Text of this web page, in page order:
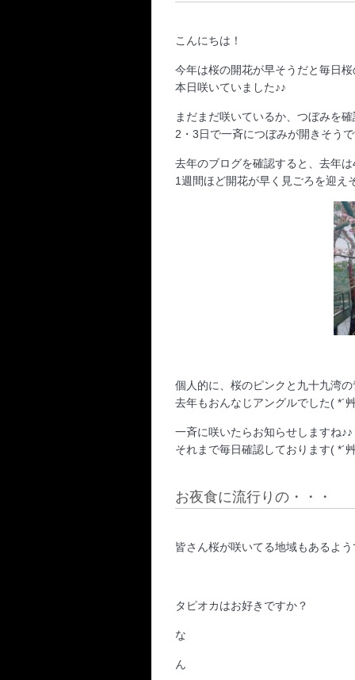
こんにちは！
今年は桜の開花が早そうだと毎日
本日咲いていました♪♪
まだまだ咲いているか、つぼみを
2・3日で一斉につぼみが開きそう
去年のブログを確認すると、去年
1週間ほど開花が早く見ごろを迎え
個人的に、桜のピンクと九十九湾
去年もおんなじアングルでした( *´
一斉に咲いたらお知らせしますね♪♪
それまで毎日確認しております( *´
お夜食に流行りの・・・
皆さん桜が咲いてる地域もあるよ
タピオカはお好きですか？
な
ん